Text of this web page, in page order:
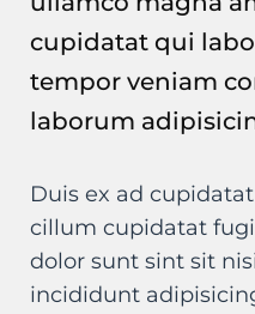
cupidatat qui
tempor veniam
laborum
Duis ex ad
cillum cupidatat
dolor sunt sint sit
incididunt